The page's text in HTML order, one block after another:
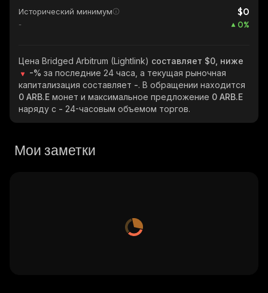
Исторический минимум $0
- 0%
Цена Bridged Arbitrum (Lightlink) составляет $0, ниже
-% за последние 24 часа, а текущая рыночная
капитализация составляет -. В обращении находится
0 ARB.E монет и максимальное предложение 0 ARB.E
наряду с - 24-часовым объемом торгов.
Мои заметки